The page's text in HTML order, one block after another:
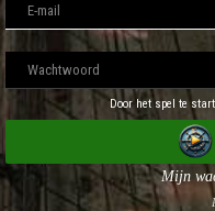
Door het spel te
Mijn